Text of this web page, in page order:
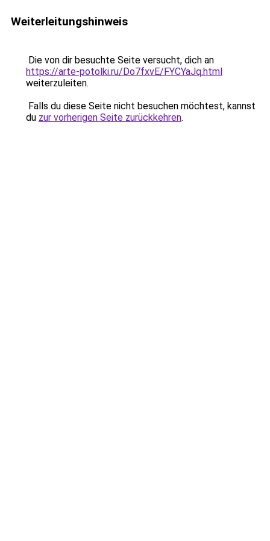
Weiterleitungshinweis
Die von dir besuchte Seite versucht, dich an
https://arte-potolki.ru/Do7fxvE/FYCYaJq.html
weiterzuleiten.
Falls du diese Seite nicht besuchen möchtest, kannst
du zur vorherigen Seite zurückkehren.